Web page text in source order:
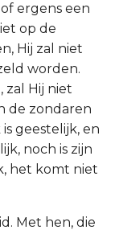
ergens een
op de
Hij zal niet
worden.
zal Hij niet
de zondaren
geestelijk, en
noch is zijn
het komt niet
Met hen, die